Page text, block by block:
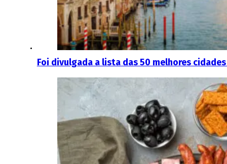
Foi divulgada a lista das 50 melhores